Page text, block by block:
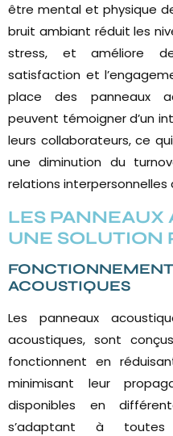
être mental et physique
bruit ambiant réduit les
stress, et améliore
satisfaction et
place des panneaux
peuvent témoigner d’un
leurs collaborateurs, ce
une diminution du
relations interpersonnelles
LES PANNEAUX
UNE SOLUTION
ACOUSTIQUES
Les panneaux
acoustiques, sont
fonctionnent en
minimisant leur
disponibles en
s’adaptant à toutes